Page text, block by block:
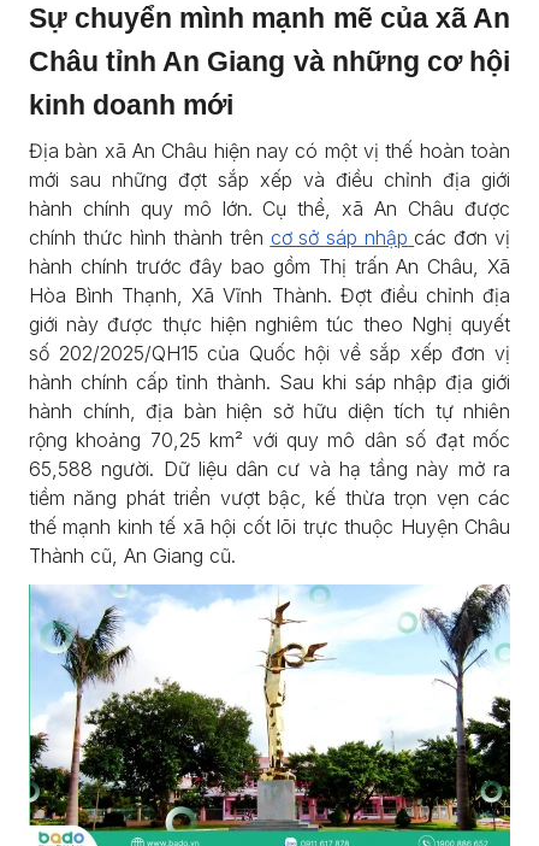
Sự chuyển mình mạnh mẽ của xã An
Châu tỉnh An Giang và những cơ hội
kinh doanh mới
Địa bàn xã An Châu hiện nay có một vị thế hoàn toàn
mới sau những đợt sắp xếp và điều chỉnh địa giới
hành chính quy mô lớn. Cụ thể, xã An Châu được
chính thức hình thành trên cơ sở sáp nhập các đơn vị
hành chính trước đây bao gồm Thị trấn An Châu, Xã
Hòa Bình Thạnh, Xã Vĩnh Thành. Đợt điều chỉnh địa
giới này được thực hiện nghiêm túc theo Nghị quyết
số 202/2025/QH15 của Quốc hội về sắp xếp đơn vị
hành chính cấp tỉnh thành. Sau khi sáp nhập địa giới
hành chính, địa bàn hiện sở hữu diện tích tự nhiên
rộng khoảng 70,25 km² với quy mô dân số đạt mốc
65,588 người. Dữ liệu dân cư và hạ tầng này mở ra
tiềm năng phát triển vượt bậc, kế thừa trọn vẹn các
thế mạnh kinh tế xã hội cốt lõi trực thuộc Huyện Châu
Thành cũ, An Giang cũ.